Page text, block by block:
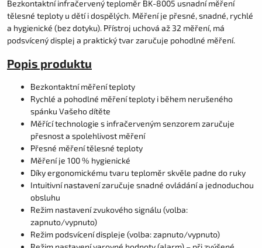
Bezkontaktní infračervený teploměr BK-8005 usnadní měření
tělesné teploty u dětí i dospělých. Měření je přesné, snadné, rychlé
a hygienické (bez dotyku). Přístroj uchová až 32 měření, má
podsvícený displej a praktický tvar zaručuje pohodlné měření.
Popis produktu
Bezkontaktní měření teploty
Rychlé a pohodlné měření teploty i během nerušeného
spánku Vašeho dítěte
Měřící technologie s infračerveným senzorem zaručuje
přesnost a spolehlivost měření
Přesné měření tělesné teploty
Měření je 100 % hygienické
Díky ergonomickému tvaru teploměr skvěle padne do ruky
Intuitivní nastavení zaručuje snadné ovládání a jednoduchou
obsluhu
Režim nastavení zvukového signálu (volba:
zapnuto/vypnuto)
Režim podsvícení displeje (volba: zapnuto/vypnuto)